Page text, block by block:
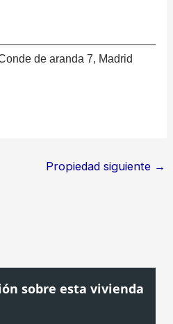
de aranda 7, Madrid
Propiedad siguiente →
sobre esta vivienda